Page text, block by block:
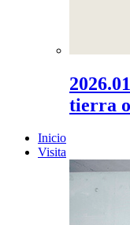
tierra
Inicio
Visita